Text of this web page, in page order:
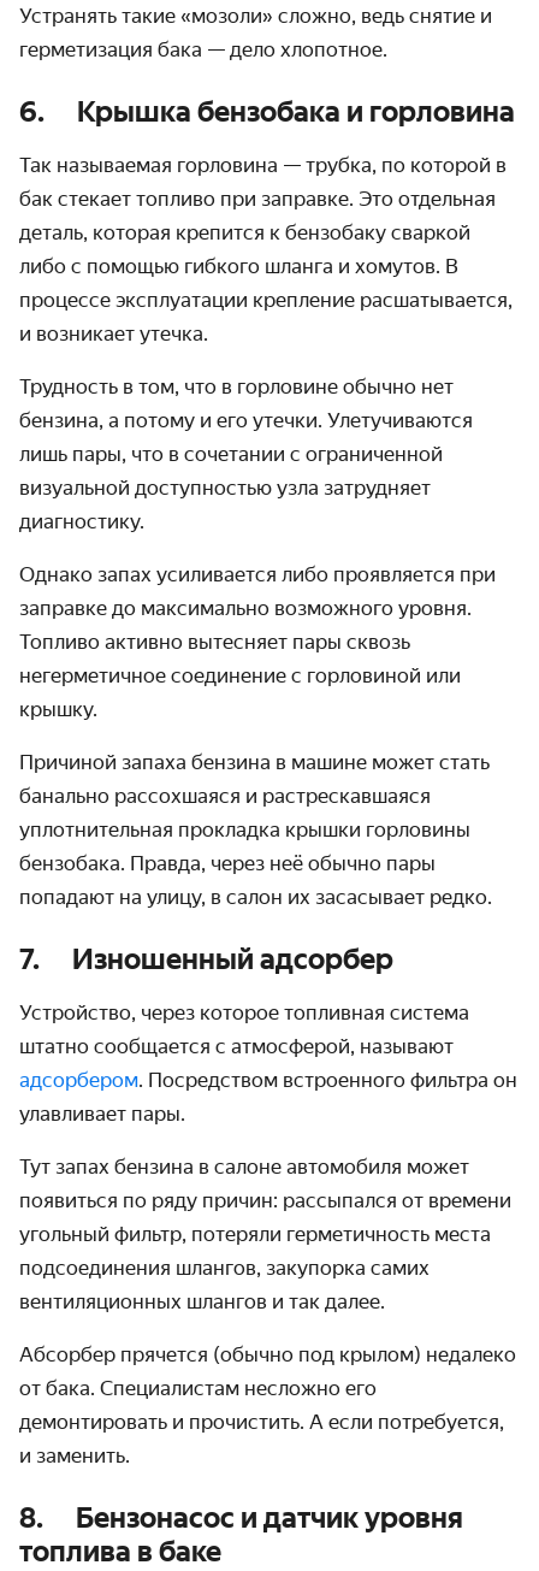
Устранять такие «мозоли» сложно, ведь снятие и
герметизация бака — дело хлопотное.
6. Крышка бензобака и горловина
Так называемая горловина — трубка, по которой в
бак стекает топливо при заправке. Это отдельная
деталь, которая крепится к бензобаку сваркой
либо с помощью гибкого шланга и хомутов. В
процессе эксплуатации крепление расшатывается,
и возникает утечка.
Трудность в том, что в горловине обычно нет
бензина, а потому и его утечки. Улетучиваются
лишь пары, что в сочетании с ограниченной
визуальной доступностью узла затрудняет
диагностику.
Однако запах усиливается либо проявляется при
заправке до максимально возможного уровня.
Топливо активно вытесняет пары сквозь
негерметичное соединение с горловиной или
крышку.
Причиной запаха бензина в машине может стать
банально рассохшаяся и растрескавшаяся
уплотнительная прокладка крышки горловины
бензобака. Правда, через неё обычно пары
попадают на улицу, в салон их засасывает редко.
7. Изношенный адсорбер
Устройство, через которое топливная система
штатно сообщается с атмосферой, называют
адсорбером. Посредством встроенного фильтра он
улавливает пары.
Тут запах бензина в салоне автомобиля может
появиться по ряду причин: рассыпался от времени
угольный фильтр, потеряли герметичность места
подсоединения шлангов, закупорка самих
вентиляционных шлангов и так далее.
Абсорбер прячется (обычно под крылом) недалеко
от бака. Специалистам несложно его
демонтировать и прочистить. А если потребуется,
и заменить.
8. Бензонасос и датчик уровня
топлива в баке